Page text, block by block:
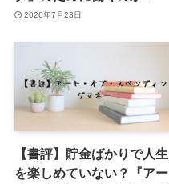
2026年7月23日
【書評】貯金ばかりで人生
を楽しめていない？『アー